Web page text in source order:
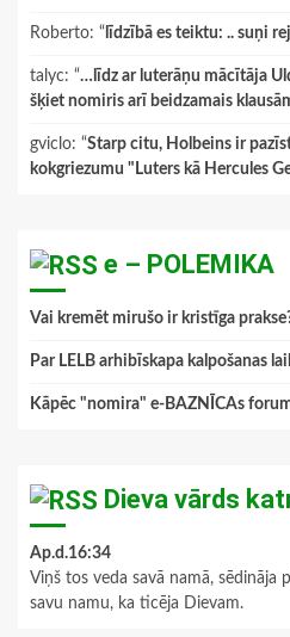
Roberto: “ līdzībā es teiktu: .. suņi
talyc: “…līdz ar luterāņu mācītāja
šķiet nomiris arī beidzamais
gviclo: “Starp citu, Holbeins ir
kokgriezumu "Luters kā Hercules
e – POLEMIKA
Vai kremēt mirušo ir kristīga
Par LELB arhibīskapa kalpošanas
Kāpēc "nomira" e-BAZNĪCAs
Dieva vārds
Ap.d.16:34
Viņš tos veda savā namā, sēdināja
savu namu, ka ticēja Dievam.